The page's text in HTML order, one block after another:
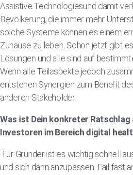
Assistive Technologiesund damit
Bevölkerung, die immer mehr
solche Systeme können es einem
Zuhause zu leben. Schon jetzt gibt
Lösungen und alle sind auf
Wenn alle Teilaspekte jedoch
entstehen Synergien zum Benefit
anderen Stakeholder.
Was ist Dein konkreter Ratschlag
Investoren im Bereich digital
Für Gründer ist es wichtig schnell
und sich dann anzupassen. Fail fast